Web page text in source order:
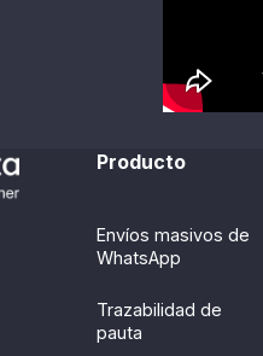
Producto
Envíos masivos de
WhatsApp
Trazabilidad de
pauta